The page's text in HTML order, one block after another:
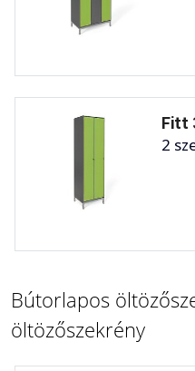
Fitt
2
Bútorlapos
öltözőszekrény